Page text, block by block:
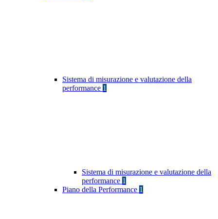
Sistema di misurazione e valutazione della
performance 1
Sistema di misurazione e valutazione della
performance 1
Piano della Performance 1